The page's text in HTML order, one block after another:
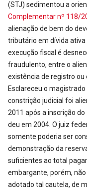
(STJ) sedimentou a
Complementar nº 118/
alienação de bem do
tributário em dívida
execução fiscal é
fraudulento, entre o
existência de registro ou
Esclareceu o
constrição judicial foi
2011 após a inscrição
deu em 2004. O juiz
somente poderia ser
demonstração da
suficientes ao total
embargante, porém,
adotado tal cautela, de